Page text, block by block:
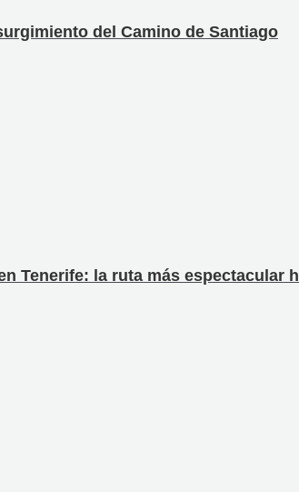
del Camino de Santiago
Tenerife: la ruta más espectacular